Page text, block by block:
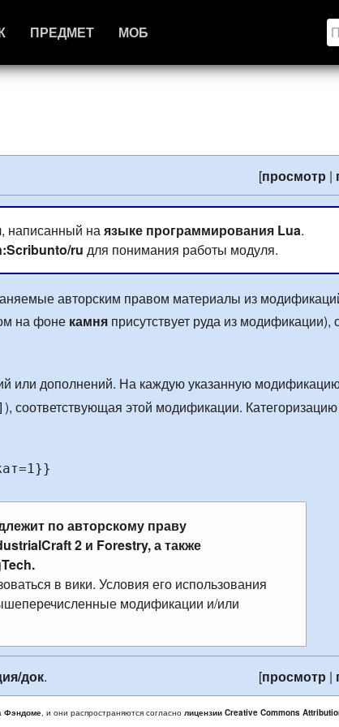
ПРЕДМЕТ МОБ
[просмотр |
, написанный наязыке программирования Lua.
ru для понимания работы модуля.
авторским правом материалы из
на фоне камня присутствует руда из модификации),
или дополнений. На каждую указанную модификацию
), соответствующая этой модификации.
по авторскому праву
2и Forestry, а также
.
в вики. Условия его использования
модификации и/или
[просмотр |
док.
Фэндоме, и они распространяются согласно лицензии Creative Commons